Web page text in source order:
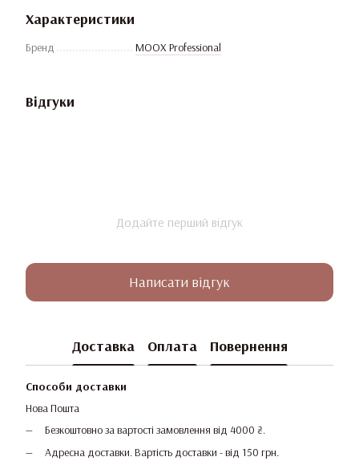
Характеристики
Бренд MOOX Professional
Відгуки
Додайте перший відгук
Написати відгук
Доставка Оплата Повернення
Способи доставки
Нова Пошта
Безкоштовно за вартості замовлення від 4000 ₴.
Адресна доставки. Вартість доставки - від 150 грн.